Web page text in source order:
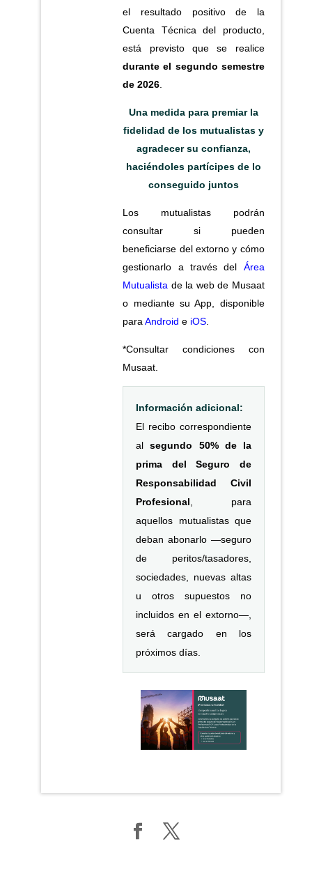
el resultado positivo de la
Cuenta Técnica del producto,
está previsto que se realice
durante el segundo semestre
de 2026
Una medida para premiar la
fidelidad de los mutualistas y
agradecer su confianza,
haciéndoles partícipes de lo
conseguido juntos
Los mutualistas podrán
consultar si pueden
beneficiarse del extorno y cómo
gestionarlo a través del Área
Mutualista de la web de Musaat
o mediante su App, disponible
paraAndroid e iOS
*Consultar condiciones con
Musaat.
Información adicional:
El recibo correspondiente
alsegundo 50% de la
prima del Seguro de
Responsabilidad Civil
Profesional , para
aquellos mutualistas que
deban abonarlo —seguro
de peritos/tasadores,
sociedades, nuevas altas
u otros supuestos no
incluidos en el extorno—,
será cargado en los
próximos días.